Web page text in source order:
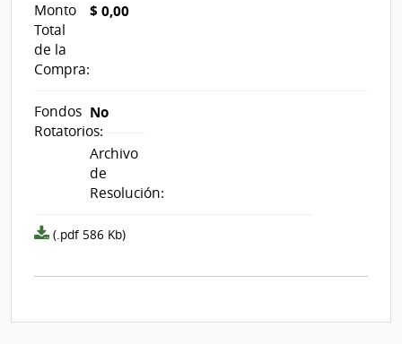
Monto
Total
de la
Compra:
$ 0,00
Fondos
Rotatorios:
No
Archivo
de
Resolución:
Archivo
acta_1348568.pdf
(.pdf 586 Kb)